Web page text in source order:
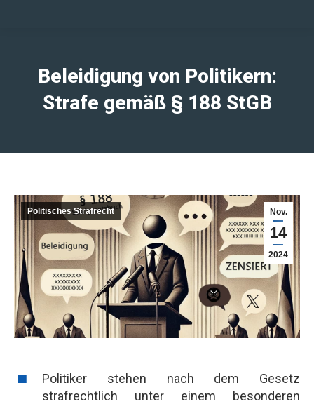
Beleidigung von Politikern:
Strafe gemäß § 188 StGB
Nov.
14
2024
Politisches Strafrecht
Politiker stehen nach dem Gesetz
strafrechtlich unter einem besonderen